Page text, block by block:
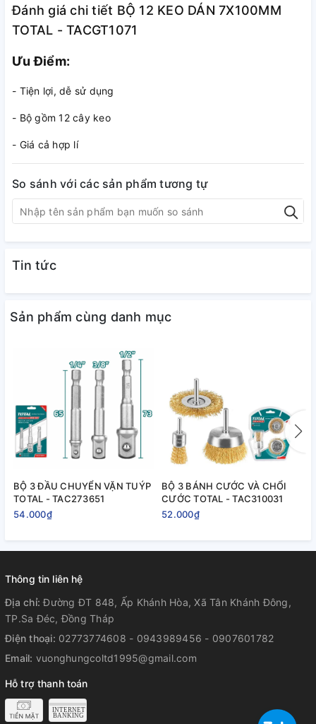
- Cảnh báo an toàn: sử dụng đúng kỹ thuật
- Nhà sản xuất: TOTAL TOOLS CO., LIMITED
Đánh giá chi tiết BỘ 12 KEO DÁN 7X100MM
TOTAL - TACGT1071
Ưu Điểm:
- Tiện lợi, dễ sử dụng
- Bộ gồm 12 cây keo
- Giá cả hợp lí
So sánh với các sản phẩm tương tự
Tin tức
Sản phẩm cùng danh mục
BỘ 3 ĐẦU CHUYỂN VẶN TUÝP
TOTAL - TAC273651
54.000₫
BỘ 3 BÁNH CƯỚC VÀ CHỔI
CƯỚC TOTAL - TAC310031
52.000₫
Thông tin liên hệ
Địa chỉ:Đường ĐT 848, Ấp Khánh Hòa, Xã Tân Khánh Đông,
TP.Sa Đéc, Đồng Tháp
Điện thoại: 02773774608 - 0943989456 - 0907601782
Email: vuonghungcoltd1995@gmail.com
Hỗ trợ thanh toán